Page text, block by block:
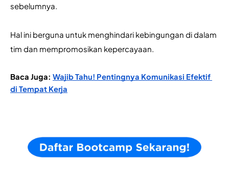
sebelumnya.
Hal ini berguna untuk menghindari kebingungan di dalam
tim dan mempromosikan kepercayaan.
Baca Juga: Wajib Tahu! Pentingnya Komunikasi Efektif
di Tempat Kerja